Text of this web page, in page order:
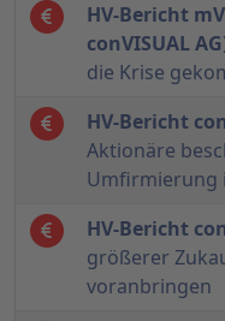
HV-Bericht
conVISUAL
die Krise
HV-Bericht
Aktionäre
Umfirmierung
HV-Bericht
größerer
voranbringen